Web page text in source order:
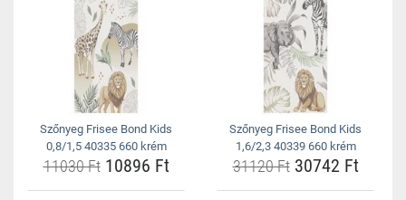
Szőnyeg Frisee Bond Kids
0,8/1,5 40335 660 krém
11030 Ft10896 Ft
Szőnyeg Frisee Bond Kids
1,6/2,3 40339 660 krém
31120 Ft30742 Ft